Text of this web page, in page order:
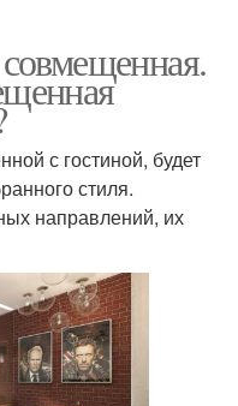
с гостиной, будет
стиля.
направлений, их